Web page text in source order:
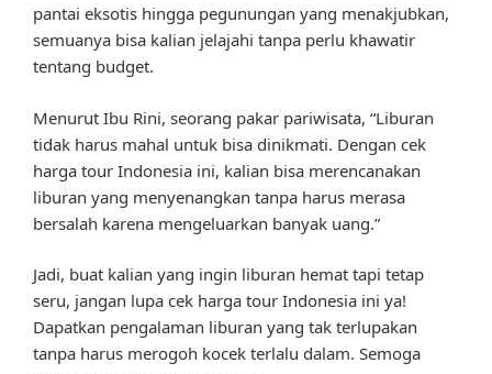
pantai eksotis hingga pegunungan yang menakjubkan,
semuanya bisa kalian jelajahi tanpa perlu khawatir
tentang budget.
Menurut Ibu Rini, seorang pakar pariwisata, “Liburan
tidak harus mahal untuk bisa dinikmati. Dengan cek
harga tour Indonesia ini, kalian bisa merencanakan
liburan yang menyenangkan tanpa harus merasa
bersalah karena mengeluarkan banyak uang.”
Jadi, buat kalian yang ingin liburan hemat tapi tetap
seru, jangan lupa cek harga tour Indonesia ini ya!
Dapatkan pengalaman liburan yang tak terlupakan
tanpa harus merogoh kocek terlalu dalam. Semoga